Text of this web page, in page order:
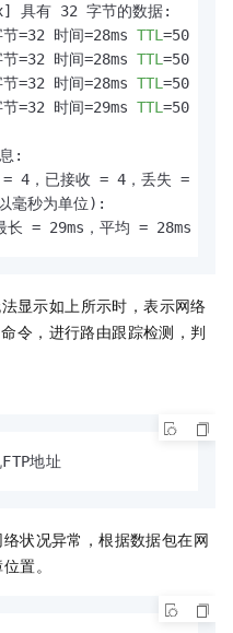
具有 32 字节的数据:
=32 时间=28ms TTL=50
=32 时间=28ms TTL=50
=32 时间=28ms TTL=50
=32 时间=29ms TTL=50
:
4，已接收 = 4，丢失 = 0
毫秒为单位):
长 = 29ms，平均 = 28ms
显示如上所示时，表示网络
命令，进行路由跟踪检测，判
地址
状况异常，根据数据包在网
置。